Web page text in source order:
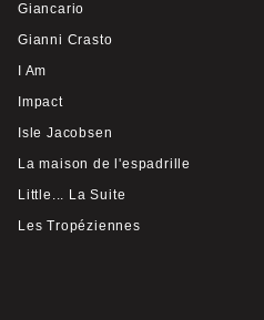
Giancario
Gianni Crasto
I Am
Impact
Isle Jacobsen
La maison de l'espadrille
Little... La Suite
Les Tropéziennes